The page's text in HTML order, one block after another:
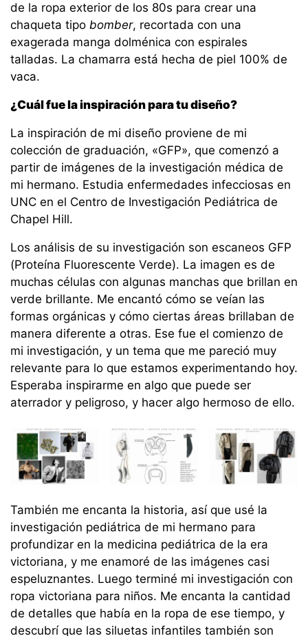
de la ropa exterior de los 80s para crear una
chaqueta tipo bomber, recortada con una
exagerada manga dolménica con espirales
talladas. La chamarra está hecha de piel 100% de
vaca.
¿Cuál fue la inspiración para tu diseño?
La inspiración de mi diseño proviene de mi
colección de graduación, «GFP», que comenzó a
partir de imágenes de la investigación médica de
mi hermano. Estudia enfermedades infecciosas en
UNC en el Centro de Investigación Pediátrica de
Chapel Hill.
Los análisis de su investigación son escaneos GFP
(Proteína Fluorescente Verde). La imagen es de
muchas células con algunas manchas que brillan en
verde brillante. Me encantó cómo se veían las
formas orgánicas y cómo ciertas áreas brillaban de
manera diferente a otras. Ese fue el comienzo de
mi investigación, y un tema que me pareció muy
relevante para lo que estamos experimentando hoy.
Esperaba inspirarme en algo que puede ser
aterrador y peligroso, y hacer algo hermoso de ello.
También me encanta la historia, así que usé la
investigación pediátrica de mi hermano para
profundizar en la medicina pediátrica de la era
victoriana, y me enamoré de las imágenes casi
espeluznantes. Luego terminé mi investigación con
ropa victoriana para niños. Me encanta la cantidad
de detalles que había en la ropa de ese tiempo, y
descubrí que las siluetas infantiles también son